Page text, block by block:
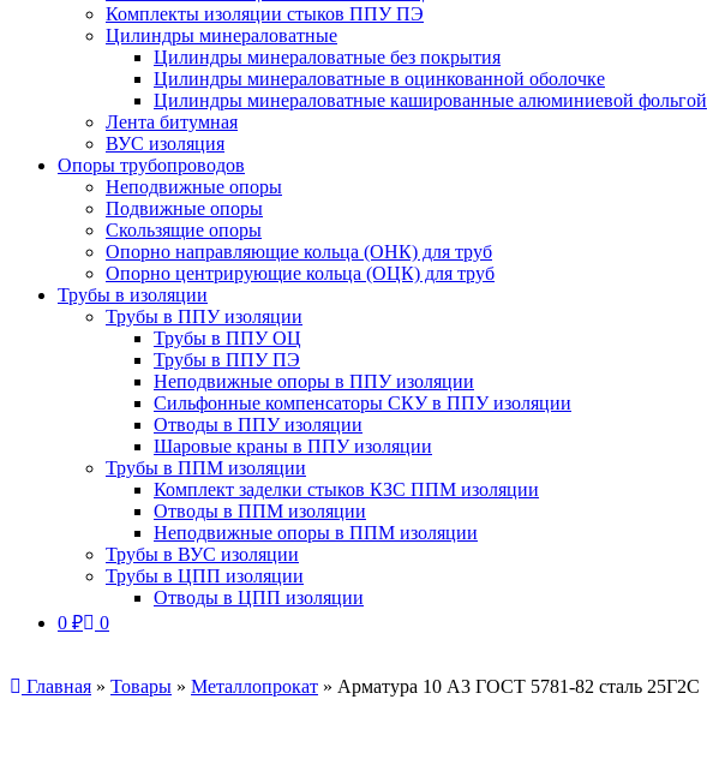
Комплекты изоляции стыков ППУ ПЭ
Цилиндры минераловатные
Цилиндры минераловатные без покрытия
Цилиндры минераловатные в оцинкованной оболочке
Цилиндры минераловатные кашированные алюминиевой фольгой
Лента битумная
ВУС изоляция
Опоры трубопроводов
Неподвижные опоры
Подвижные опоры
Скользящие опоры
Опорно направляющие кольца (ОНК) для труб
Опорно центрирующие кольца (ОЦК) для труб
Трубы в изоляции
Трубы в ППУ изоляции
Трубы в ППУ ОЦ
Трубы в ППУ ПЭ
Неподвижные опоры в ППУ изоляции
Сильфонные компенсаторы СКУ в ППУ изоляции
Отводы в ППУ изоляции
Шаровые краны в ППУ изоляции
Трубы в ППМ изоляции
Комплект заделки стыков КЗС ППМ изоляции
Отводы в ППМ изоляции
Неподвижные опоры в ППМ изоляции
Трубы в ВУС изоляции
Трубы в ЦПП изоляции
Отводы в ЦПП изоляции
0 ₽ 0
Главная » Товары » Металлопрокат » Арматура 10 А3 ГОСТ 5781-82 сталь 25Г2С